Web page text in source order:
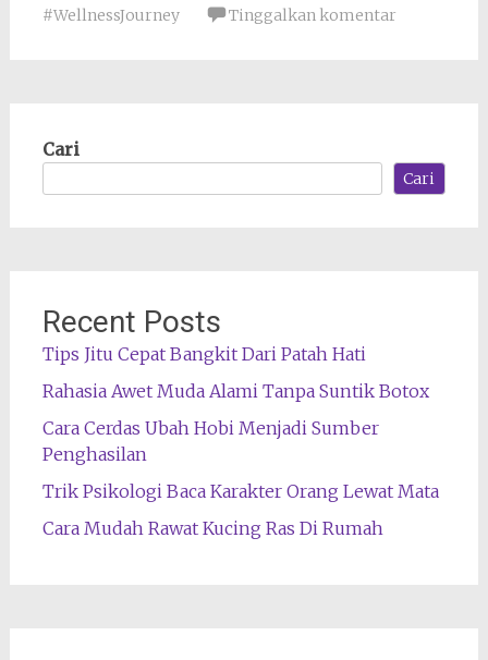
#WellnessJourney
Tinggalkan komentar
Cari
Cari
Recent Posts
Tips Jitu Cepat Bangkit Dari Patah Hati
Rahasia Awet Muda Alami Tanpa Suntik Botox
Cara Cerdas Ubah Hobi Menjadi Sumber
Penghasilan
Trik Psikologi Baca Karakter Orang Lewat Mata
Cara Mudah Rawat Kucing Ras Di Rumah